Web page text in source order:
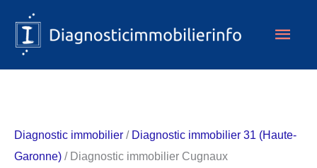
contenu
Diagnostic immobilier / Diagnostic immobilier 31 (Haute-
Garonne) / Diagnostic immobilier Cugnaux